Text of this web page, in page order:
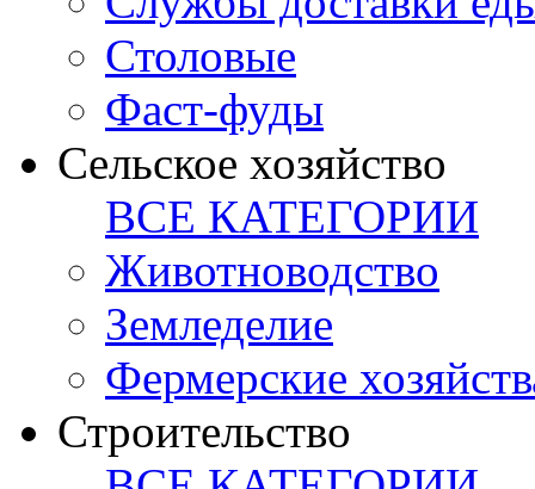
Столовые
Фаст-фуды
Сельское хозяйство
ВСЕ КАТЕГОРИИ
Животноводство
Земледелие
Фермерские
Строительство